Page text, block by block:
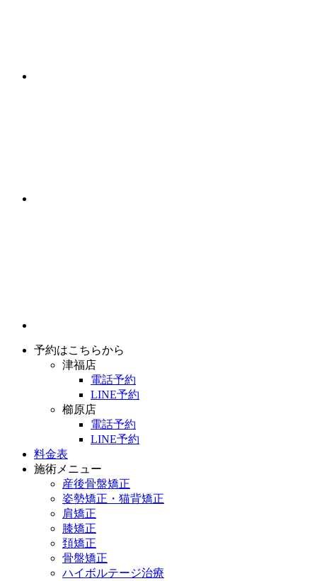
予約はこちらから
津福店
電話予約
LINE予約
櫛原店
電話予約
LINE予約
料金表
施術メニュー
産後骨盤矯正
姿勢矯正・猫背矯正
肩矯正
膝矯正
頚矯正
骨盤矯正
ハイボルテージ治療